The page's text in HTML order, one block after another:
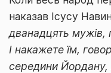
наказав Ісусу
дванадцять мужів,
І накажете їм,
середини Йордану,